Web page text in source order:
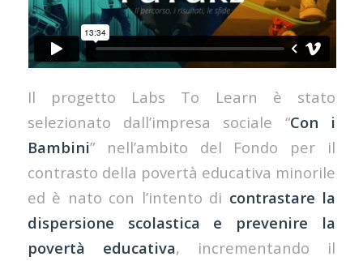
Il progetto Labs To Learn è stato
selezionato dall’impresa sociale “Con i
Bambini” nell’ambito del Fondo per il
contrasto della povertà educativa minorile
ed è nato con l’intento di contrastare la
dispersione scolastica e prevenire la
povertà educativa, incrementando il